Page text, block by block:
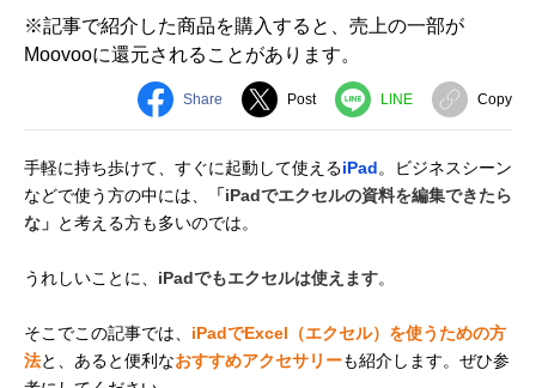
※記事で紹介した商品を購入すると、売上の一部が
Moovooに還元されることがあります。
Share Post LINE Copy
手軽に持ち歩けて、すぐに起動して使えるiPad。ビジネスシーン
などで使う方の中には、
「iPadでエクセルの資料を編集できたら
な」 と考える方も多いのでは。
うれしいことに、 iPadでもエクセルは使えます。
そこでこの記事では、 iPadでExcel（エクセル）を使うための方
法と、あると便利なおすすめアクセサリーも紹介します。ぜひ参